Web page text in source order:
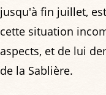
jusqu'à fin juillet,
cette situation
aspects, et de lui
de la Sablière.